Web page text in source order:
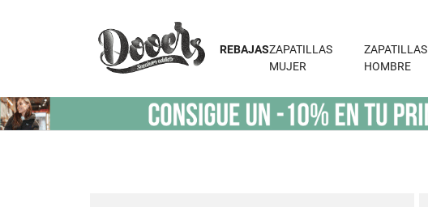
REBAJASZAPATILLAS
MUJER
ZAPATILLAS
HOMBRE